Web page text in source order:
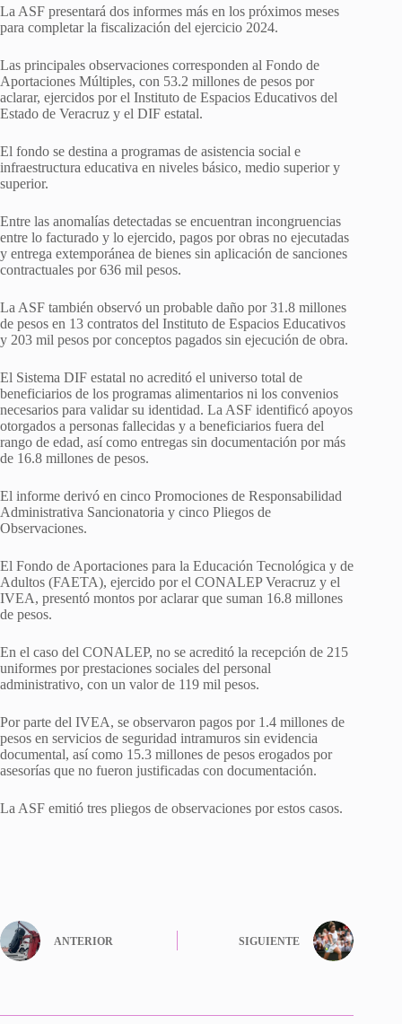
La ASF presentará dos informes más en los próximos meses
para completar la fiscalización del ejercicio 2024.
Las principales observaciones corresponden al Fondo de
Aportaciones Múltiples, con 53.2 millones de pesos por
aclarar, ejercidos por el Instituto de Espacios Educativos del
Estado de Veracruz y el DIF estatal.
El fondo se destina a programas de asistencia social e
infraestructura educativa en niveles básico, medio superior y
superior.
Entre las anomalías detectadas se encuentran incongruencias
entre lo facturado y lo ejercido, pagos por obras no ejecutadas
y entrega extemporánea de bienes sin aplicación de sanciones
contractuales por 636 mil pesos.
La ASF también observó un probable daño por 31.8 millones
de pesos en 13 contratos del Instituto de Espacios Educativos
y 203 mil pesos por conceptos pagados sin ejecución de obra.
El Sistema DIF estatal no acreditó el universo total de
beneficiarios de los programas alimentarios ni los convenios
necesarios para validar su identidad. La ASF identificó apoyos
otorgados a personas fallecidas y a beneficiarios fuera del
rango de edad, así como entregas sin documentación por más
de 16.8 millones de pesos.
El informe derivó en cinco Promociones de Responsabilidad
Administrativa Sancionatoria y cinco Pliegos de
Observaciones.
El Fondo de Aportaciones para la Educación Tecnológica y de
Adultos (FAETA), ejercido por el CONALEP Veracruz y el
IVEA, presentó montos por aclarar que suman 16.8 millones
de pesos.
En el caso del CONALEP, no se acreditó la recepción de 215
uniformes por prestaciones sociales del personal
administrativo, con un valor de 119 mil pesos.
Por parte del IVEA, se observaron pagos por 1.4 millones de
pesos en servicios de seguridad intramuros sin evidencia
documental, así como 15.3 millones de pesos erogados por
asesorías que no fueron justificadas con documentación.
La ASF emitió tres pliegos de observaciones por estos casos.
ANTERIOR SIGUIENTE